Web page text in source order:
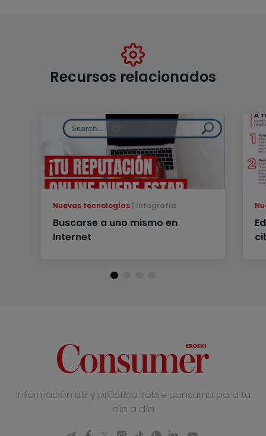
Recursos relacionados
Nuevas tecnologías Infografía
Buscarse a uno mismo en
Internet
Información útil y práctica sobre consumo para tu
día a día